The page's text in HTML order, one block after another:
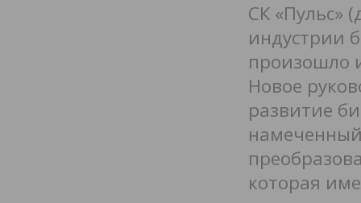
СК «Пульс»
индустрии
произошло
Новое
развитие
которая